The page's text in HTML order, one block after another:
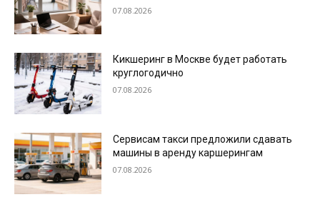
07.08.2026
Кикшеринг в Москве будет работать
круглогодично
07.08.2026
Сервисам такси предложили сдавать
машины в аренду каршерингам
07.08.2026